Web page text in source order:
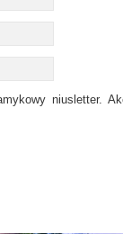
niusletter.